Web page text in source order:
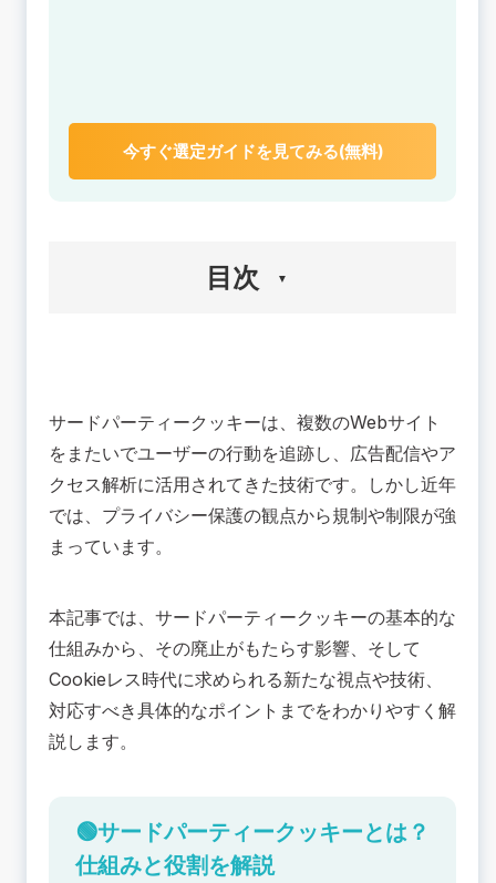
今すぐ選定ガイドを見てみる(無料)
目次
クッキー（Cookie）とは？
サードパーティークッキーとは
ファーストパーティークッキーとの違い
🟢サードパーティークッキーの規制と廃止につい
て
サードパーティークッキーに対する世界的な規制
ウザの対応
💡サードパーティークッキー廃止がもたらす3つ
の影響
ターゲティング広告の精度低下
効果測定と分析の難化
「ファーストパーティーデータ」の活用
Googleが提供する「プライバシーサンドボック
ス」と代替技術
サードパーティークッキーは、複数のWebサイト
をまたいでユーザーの行動を追跡し、広告配信やア
クセス解析に活用されてきた技術です。しかし近年
では、プライバシー保護の観点から規制や制限が強
まっています。
本記事では、サードパーティークッキーの基本的な
仕組みから、その廃止がもたらす影響、そして
Cookieレス時代に求められる新たな視点や技術、
対応すべき具体的なポイントまでをわかりやすく解
説します。
🟢サードパーティークッキーとは？
仕組みと役割を解説